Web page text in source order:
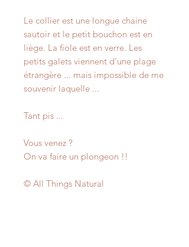
Le collier est une longue chaine
sautoir et le petit bouchon est en
liège. La fiole est en verre. Les
petits galets viennent d'une plage
étrangère ... mais impossible de me
souvenir laquelle ...
Tant pis ...
Vous venez ?
On va faire un plongeon !!
© All Things Natural